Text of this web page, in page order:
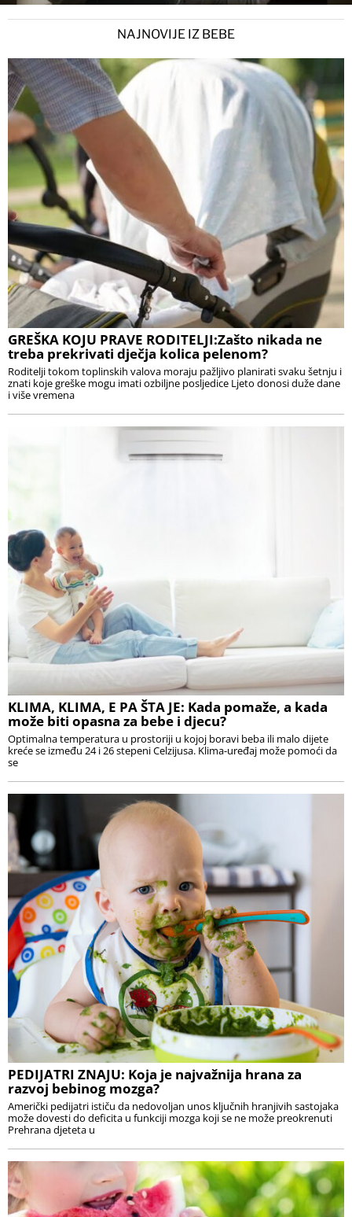
NAJNOVIJE IZ BEBE
GREŠKA KOJU PRAVE RODITELJI:Zašto nikada ne
treba prekrivati dječja kolica pelenom?
Roditelji tokom toplinskih valova moraju pažljivo planirati svaku šetnju i
znati koje greške mogu imati ozbiljne posljedice Ljeto donosi duže dane
i više vremena
KLIMA, KLIMA, E PA ŠTA JE: Kada pomaže, a kada
može biti opasna za bebe i djecu?
Optimalna temperatura u prostoriji u kojoj boravi beba ili malo dijete
kreće se između 24 i 26 stepeni Celzijusa. Klima-uređaj može pomoći da
se
PEDIJATRI ZNAJU: Koja je najvažnija hrana za
razvoj bebinog mozga?
Američki pedijatri ističu da nedovoljan unos ključnih hranjivih sastojaka
može dovesti do deficita u funkciji mozga koji se ne može preokrenuti
Prehrana djeteta u